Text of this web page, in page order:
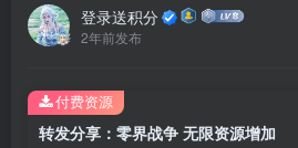
登录送积分
2年前发布
转发分享：零界战争 无限资源增加
付费资源